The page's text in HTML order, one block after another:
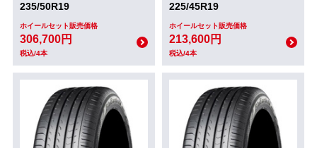
235/50R19
ホイールセット販売価格
306,700円
税込/4本
225/45R19
ホイールセット販売価格
213,600円
税込/4本